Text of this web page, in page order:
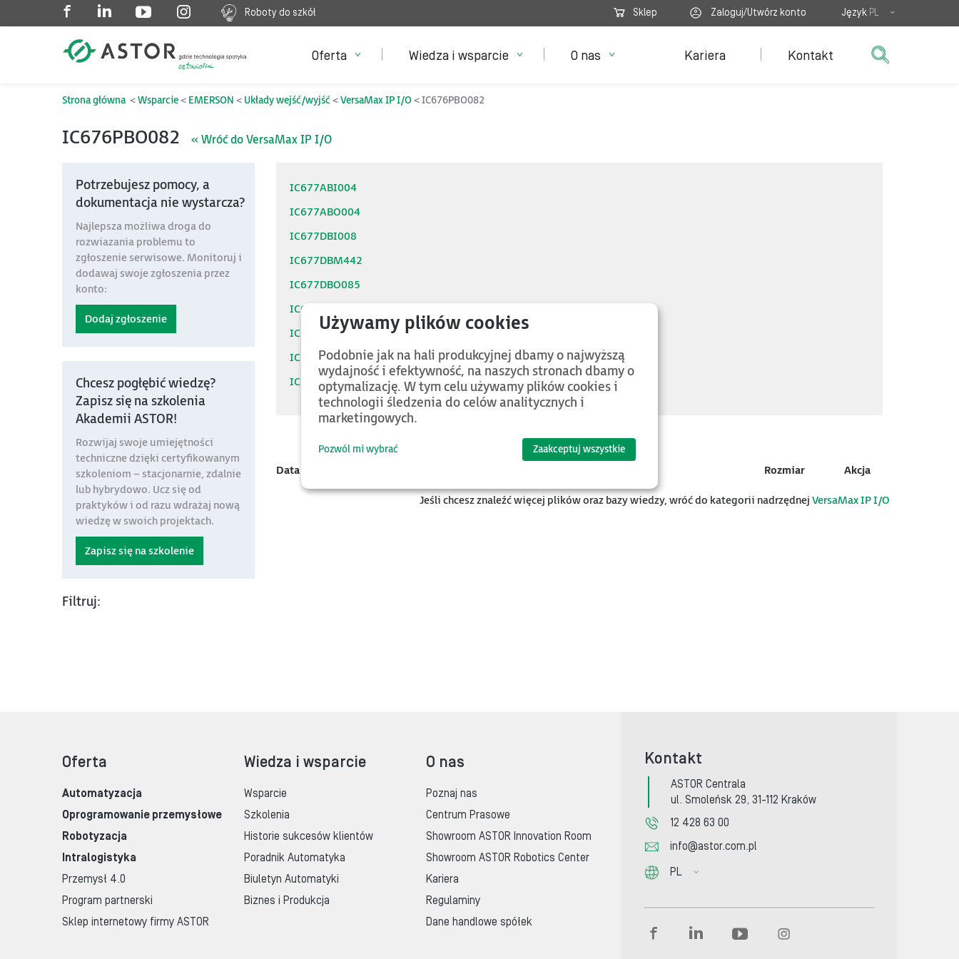
Roboty do szkół Sklep Zaloguj/Utwórz konto Język PL
Oferta Wiedza i wsparcie O nas Kariera Kontakt
Strona główna Wsparcie EMERSON Układy wejść/wyjść VersaMax IP I/O IC676PBO082
IC676PBO082 « Wróć do VersaMax IP I/O
Potrzebujesz pomocy, a
dokumentacja nie wystarcza?
Najlepsza możliwa droga do
rozwiazania problemu to
zgłoszenie serwisowe. Monitoruj i
dodawaj swoje zgłoszenia przez
konto:
Dodaj zgłoszenie
Chcesz pogłębić wiedzę?
Zapisz się na szkolenia
Akademii ASTOR!
Rozwijaj swoje umiejętności
techniczne dzięki certyfikowanym
szkoleniom – stacjonarnie, zdalnie
lub hybrydowo. Ucz się od
praktyków i od razu wdrażaj nową
wiedzę w swoich projektach.
Zapisz się na szkolenie
Filtruj:
IC677ABI004
IC677ABO004
IC677DBI008
IC677DBM442
IC677DBO085
IC677PBI001
IC677PNS001
IC676PBI008
IC676PBO082
Data mod. Rozmiar Akcja
Jeśli chcesz znaleźć więcej plików oraz bazy wiedzy, wróć do kategorii nadrzędnej VersaMax IP I/O
Oferta
Automatyzacja
Oprogramowanie przemysłowe
Robotyzacja
Intralogistyka
Przemysł 4.0
Program partnerski
Sklep internetowy firmy ASTOR
Wiedza i wsparcie
Wsparcie
Szkolenia
Historie sukcesów klientów
Poradnik Automatyka
Biuletyn Automatyki
Biznes i Produkcja
O nas
Poznaj nas
Centrum Prasowe
Showroom ASTOR Innovation Room
Showroom ASTOR Robotics Center
Kariera
Regulaminy
Dane handlowe spółek
Kontakt
ASTOR Centrala
ul. Smoleńsk 29, 31-112 Kraków
12 428 63 00
info@astor.com.pl
PL
Podobnie jak na hali produkcyjnej dbamy o najwyższą
wydajność i efektywność, na naszych stronach dbamy o
optymalizację. W tym celu używamy plików cookies i
technologii śledzenia do celów analitycznych i
marketingowych.
Pozwól mi wybrać Zaakceptuj wszystkie